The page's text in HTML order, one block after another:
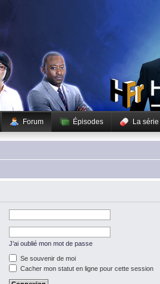
Forum Épisodes La série
J’ai oublié mon mot de passe
Se souvenir de moi
Cacher mon statut en ligne pour cette session